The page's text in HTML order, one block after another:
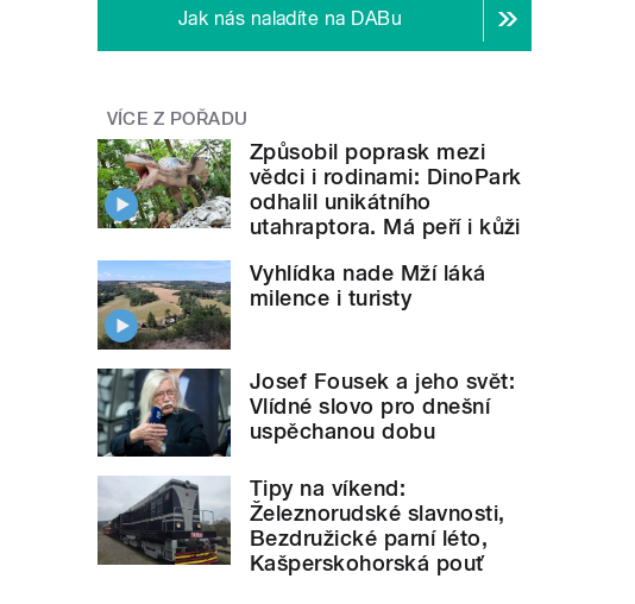
Jak nás naladíte na DABu
VÍCE Z POŘADU
Způsobil poprask mezi
vědci i rodinami: DinoPark
odhalil unikátního
utahraptora. Má peří i kůži
Vyhlídka nade Mží láká
milence i turisty
Josef Fousek a jeho svět:
Vlídné slovo pro dnešní
uspěchanou dobu
Tipy na víkend:
Železnorudské slavnosti,
Bezdružické parní léto,
Kašperskohorská pouť